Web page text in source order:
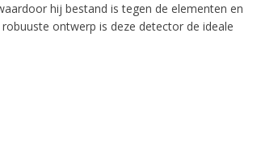
hij bestand is tegen de elementen en
ontwerp is deze detector de ideale